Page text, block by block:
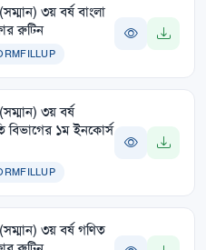
৩য় বর্ষ বাংলা
রুটিন
৩য় বর্ষ
বিভাগের ১ম ইনকোর্স
৩য় বর্ষ গণিত